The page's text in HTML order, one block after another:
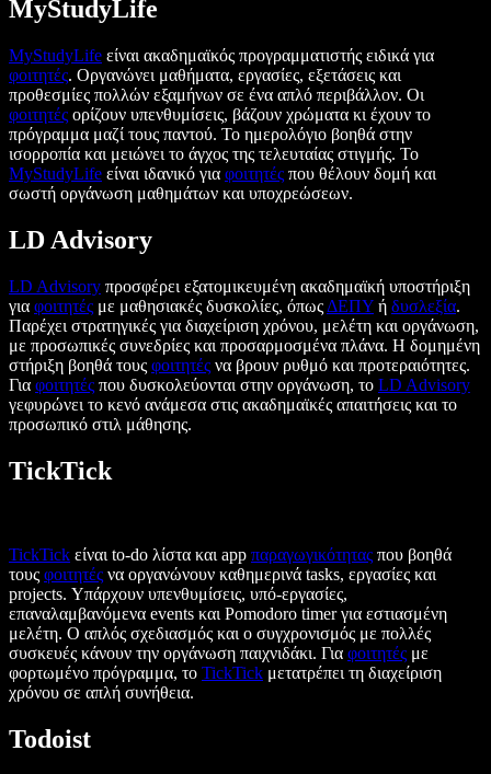
MyStudyLife
MyStudyLife είναι ακαδημαϊκός προγραμματιστής ειδικά για
φοιτητές. Οργανώνει μαθήματα, εργασίες, εξετάσεις και
προθεσμίες πολλών εξαμήνων σε ένα απλό περιβάλλον. Οι
φοιτητές ορίζουν υπενθυμίσεις, βάζουν χρώματα κι έχουν το
πρόγραμμα μαζί τους παντού. Το ημερολόγιο βοηθά στην
ισορροπία και μειώνει το άγχος της τελευταίας στιγμής. Το
MyStudyLife είναι ιδανικό για φοιτητές που θέλουν δομή και
σωστή οργάνωση μαθημάτων και υποχρεώσεων.
LD Advisory
LD Advisory προσφέρει εξατομικευμένη ακαδημαϊκή υποστήριξη
για φοιτητές με μαθησιακές δυσκολίες, όπως ΔΕΠΥ ή δυσλεξία.
Παρέχει στρατηγικές για διαχείριση χρόνου, μελέτη και οργάνωση,
με προσωπικές συνεδρίες και προσαρμοσμένα πλάνα. Η δομημένη
στήριξη βοηθά τους φοιτητές να βρουν ρυθμό και προτεραιότητες.
Για φοιτητές που δυσκολεύονται στην οργάνωση, το LD Advisory
γεφυρώνει το κενό ανάμεσα στις ακαδημαϊκές απαιτήσεις και το
προσωπικό στιλ μάθησης.
TickTick
TickTick είναι to-do λίστα και app παραγωγικότητας που βοηθά
τους φοιτητές να οργανώνουν καθημερινά tasks, εργασίες και
projects. Υπάρχουν υπενθυμίσεις, υπό-εργασίες,
επαναλαμβανόμενα events και Pomodoro timer για εστιασμένη
μελέτη. Ο απλός σχεδιασμός και ο συγχρονισμός με πολλές
συσκευές κάνουν την οργάνωση παιχνιδάκι. Για φοιτητές με
φορτωμένο πρόγραμμα, το TickTick μετατρέπει τη διαχείριση
χρόνου σε απλή συνήθεια.
Todoist